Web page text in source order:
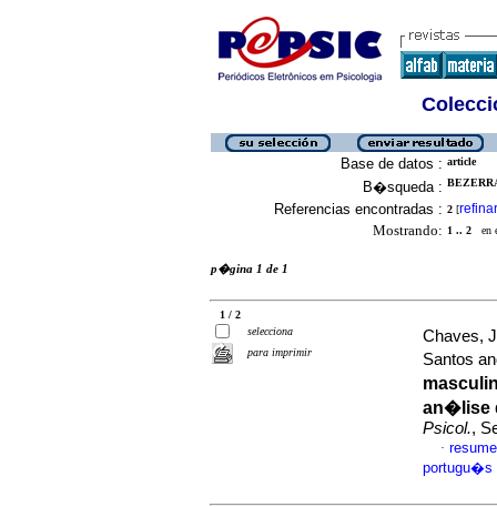
Base de datos : article
B�squeda :
Referencias encontradas : 2 [refinar
Mostrando: 1 .. 2 en
p�gina 1 de 1
1 / 2
selecciona
para imprimir
Chaves,
Santos
an�lise
Psicol.,
·
portugu�s